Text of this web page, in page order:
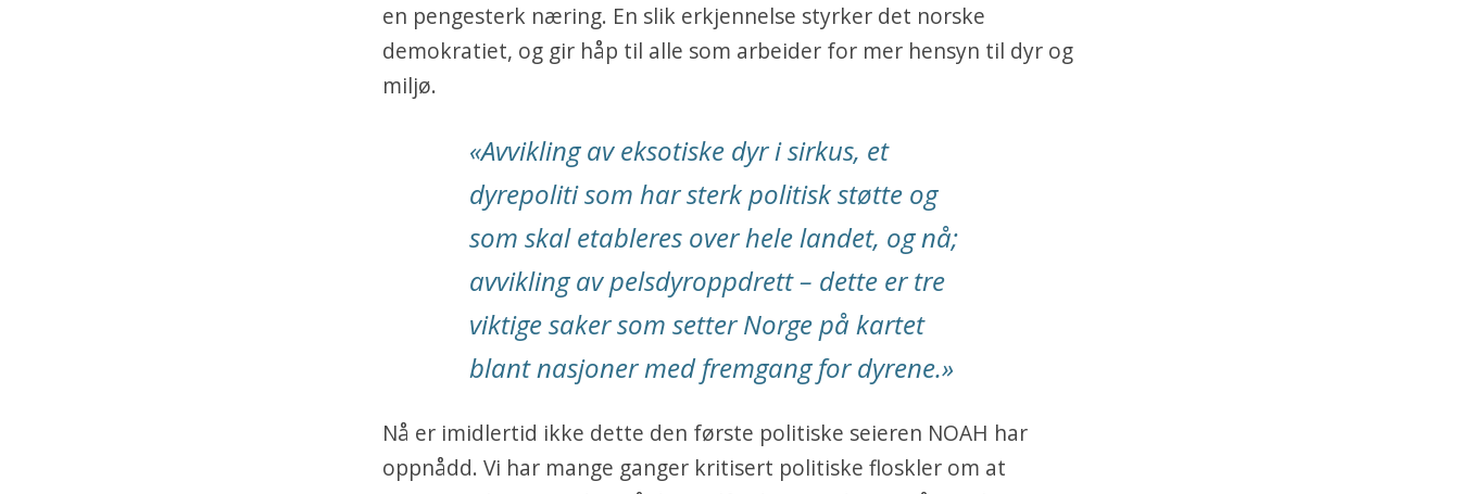
en pengesterk næring. En slik erkjennelse styrker det norske
demokratiet, og gir håp til alle som arbeider for mer hensyn til dyr og
miljø.
«Avvikling av eksotiske dyr i sirkus, et
dyrepoliti som har sterk politisk støtte og
som skal etableres over hele landet, og nå;
avvikling av pelsdyroppdrett – dette er tre
viktige saker som setter Norge på kartet
blant nasjoner med fremgang for dyrene.»
Nå er imidlertid ikke dette den første politiske seieren NOAH har
oppnådd. Vi har mange ganger kritisert politiske floskler om at